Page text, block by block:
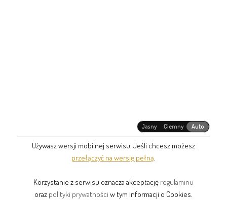
Jasny Ciemny Auto
Używasz wersji mobilnej serwisu. Jeśli chcesz możesz
przełączyć na wersję pełną
Korzystanie z serwisu oznacza akceptację regulaminu
oraz polityki prywatności w tym informacji o Cookies.